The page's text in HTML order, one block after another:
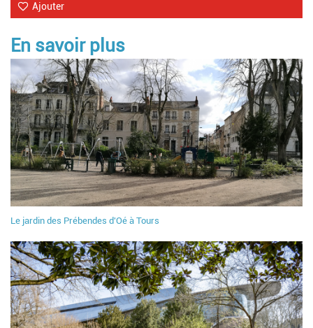
Ajouter
En savoir plus
Le jardin des Prébendes d'Oé à Tours